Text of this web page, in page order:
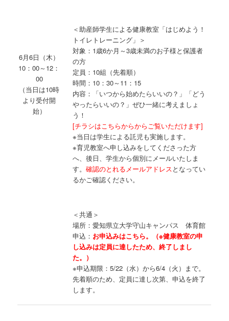
6月6日（木）
10：00～12：
00
（当日は10時
より受付開
始）
＜助産師学生による健康教室「はじめよう！
トイレトレーニング」＞
対象：1歳6か月～3歳未満のお子様と保護者
の方
定員：10組（先着順）
時間：10：30～11：15
内容：「いつから始めたらいいの？」「どう
やったらいいの？」ぜひ一緒に考えましょ
う！
[チラシはこちらからからご覧いただけます]
※当日は学生による託児も実施します。
※育児教室へ申し込みをしてくださった方
へ、後日、学生から個別にメールいたしま
す。確認のとれるメールアドレスとなってい
るかご確認ください。
＜共通＞
場所：愛知県立大学守山キャンパス 体育館
申込： お申込みはこちら。（※健康教室の申
し込みは定員に達したため、終了しまし
た。）
※申込期限：5/22（水）から6/4（火）まで。
先着順のため、定員に達し次第、申込を終了
します。